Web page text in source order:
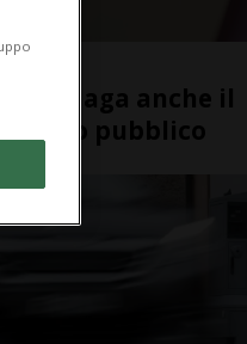
indaga anche il
pubblico